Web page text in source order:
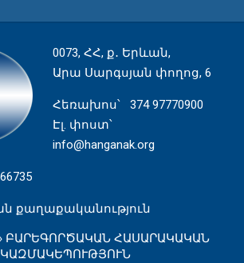
0073, ՀՀ, ք․ Երևան,
Արա Սարգսյան փողոց, 6
Հեռախոս՝ 374 97770900
Էլ. փոստ՝
info@hanganak.org
քաղաքականություն
ԲԱՐԵԳՈՐԾԱԿԱՆ ՀԱՍԱՐԱԿԱԿԱՆ
ԿԱԶՄԱԿԵՊՈՒԹՅՈՒՆ